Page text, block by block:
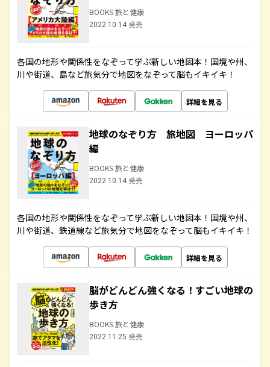
BOOKS 旅と健康
2022.10.14 発売
各国の地形や関係性をなぞって学ぶ新しい地図本！国境や州、
川や街道、島など旅気分で地図をなぞって脳もイキイキ！
詳細を見る
地球のなぞり方 旅地図 ヨーロッパ
編
BOOKS 旅と健康
2022.10.14 発売
各国の地形や関係性をなぞって学ぶ新しい地図本！国境や州、
川や街道、鉄道線など旅気分で地図をなぞって脳もイキイキ！
詳細を見る
脳がどんどん強くなる！すごい地球の
歩き方
BOOKS 旅と健康
2022.11.25 発売